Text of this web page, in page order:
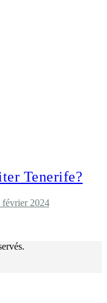
Tenerife?
février 2024